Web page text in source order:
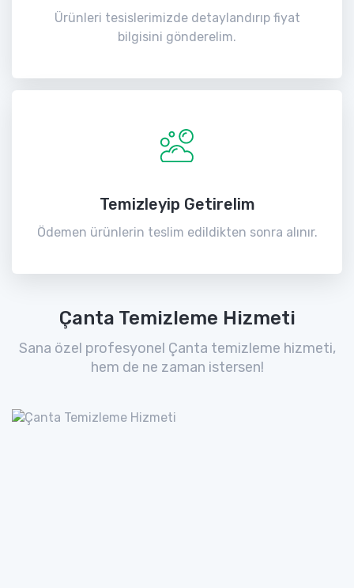
Ürünleri tesislerimizde detaylandırıp fiyat
bilgisini gönderelim.
Temizleyip Getirelim
Ödemen ürünlerin teslim edildikten sonra alınır.
Çanta Temizleme Hizmeti
Sana özel profesyonel Çanta temizleme hizmeti,
hem de ne zaman istersen!